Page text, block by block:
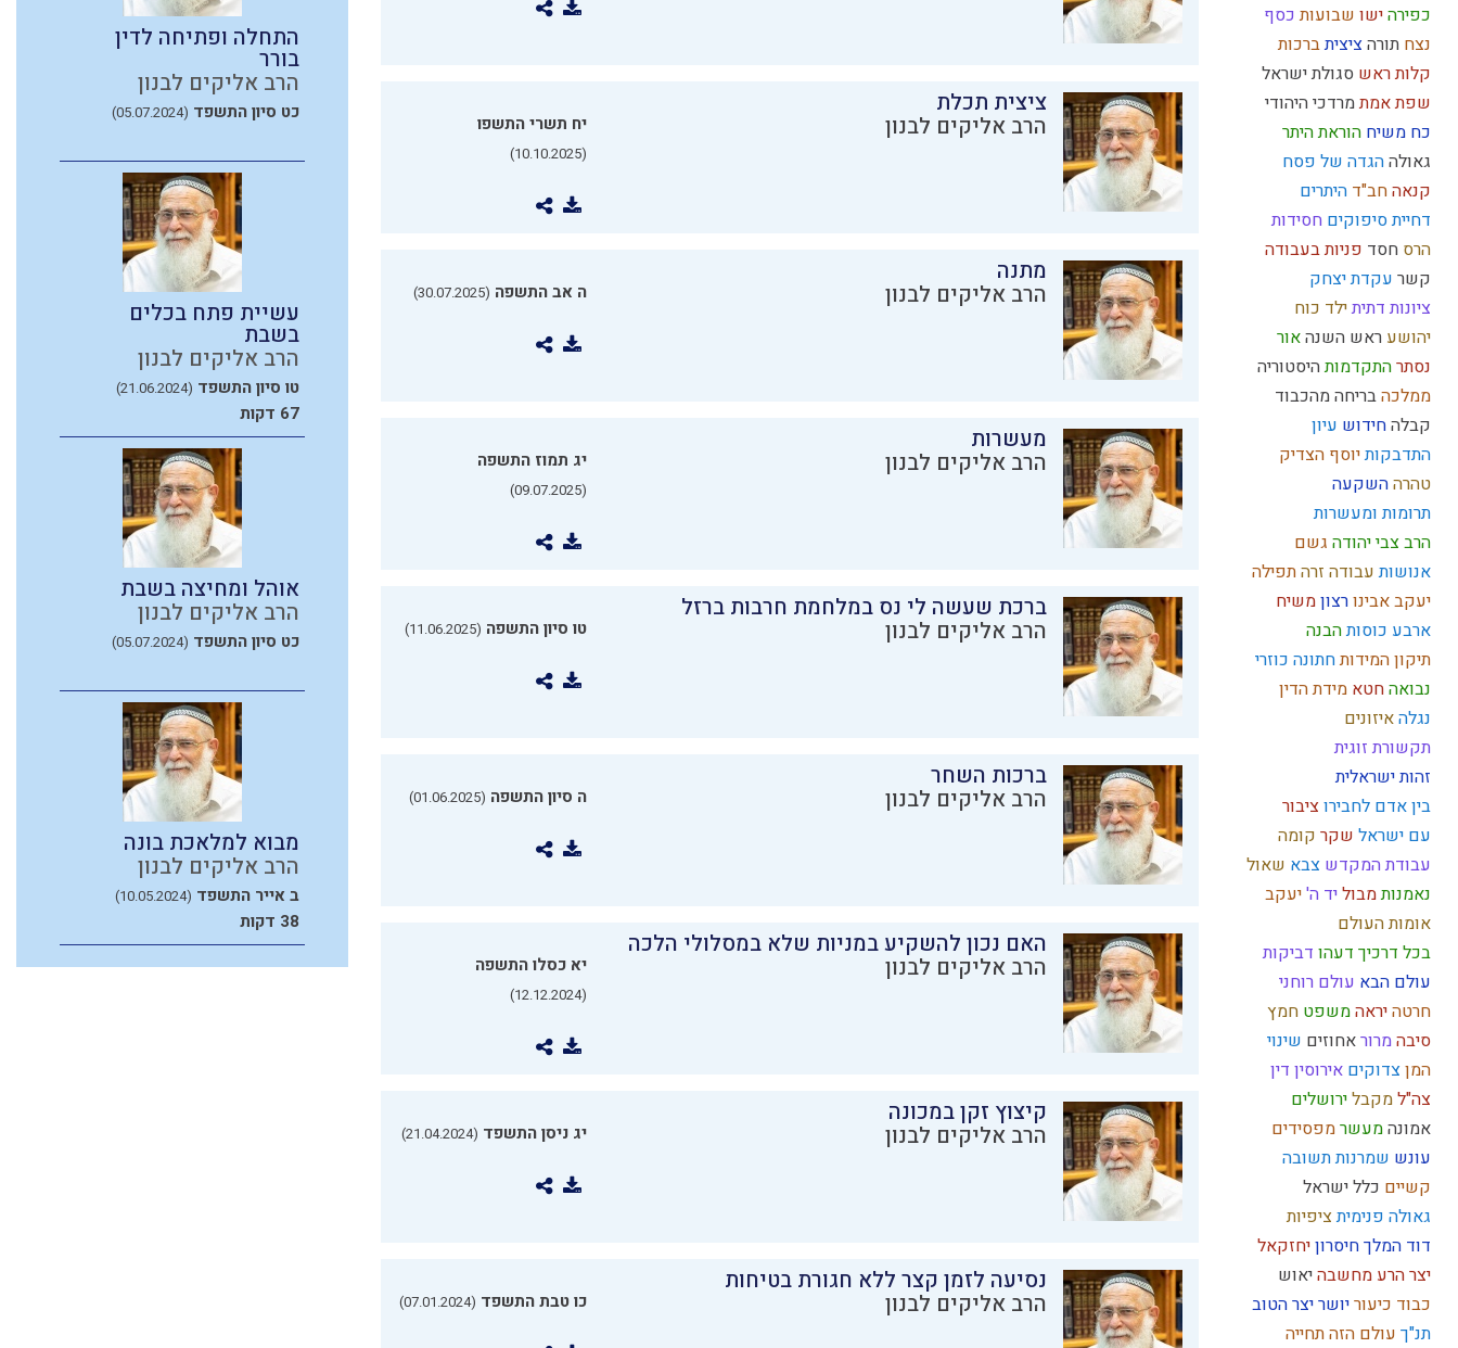
כפירהישו שבועותכסף
נצח תורהציציתברכות
קלות ראש סגולת ישראל
שפת אמתמרדכי היהודי
כח משיח הוראת היתר
גאולההגדה של פסח
קנאהחב"ד היתרים
דחיית סיפוקים חסידות
הרס חסד פניות בעבודה
קשר עקדת יצחק
ציונות דתיתילד כוח
יהושע ראש השנהאור
נסתרהתקדמותהיסטוריה
ממלכהבריחה מהכבוד
קבלהחידוש עיון
התדבקותיוסף הצדיק
טהרההשקעה
תרומות ומעשרות
הרב צבי יהודה גשם
אנושותעבודה זרהתפילה
יעקב אבינורצוןמשיח
ארבע כוסותהבנה
תיקון המידותחתונה כוזרי
נבואהחטא מידת הדין
נגלהאיזונים
תקשורת זוגית
זהות ישראלית
בין אדם לחבירוציבור
עם ישראל שקר קומה
עבודת המקדש צבא שאול
נאמנותמבוליד ה'יעקב
אומות העולם
בכל דרכיך דעהו דביקות
עולם הבא עולם רוחני
חרטהיראהמשפט חמץ
סיבהמרוראחוזים שינוי
המןצדוקים אירוסין דין
צה"למקבלירושלים
אמונהמעשרמפסידים
עונש שמרנותתשובה
קשיים כלל ישראל
גאולה פנימיתציפיות
דוד המלךחיסרוןיחזקאל
יצר הרע מחשבהיאוש
כבוד כיעוריושריצר הטוב
תנ"ך עולם הזהתחייה
ציצית תכלת
הרב אליקים לבנון יח תשרי התשפו
(10.10.2025)
מתנה
הרב אליקים לבנון ה אב התשפה (30.07.2025)
מעשרות
הרב אליקים לבנון יג תמוז התשפה
(09.07.2025)
ברכת שעשה לי נס במלחמת חרבות ברזל
הרב אליקים לבנון טו סיון התשפה (11.06.2025)
ברכות השחר
הרב אליקים לבנון ה סיון התשפה (01.06.2025)
האם נכון להשקיע במניות שלא במסלולי הלכה
הרב אליקים לבנון יא כסלו התשפה
(12.12.2024)
קיצוץ זקן במכונה
הרב אליקים לבנון יג ניסן התשפד (21.04.2024)
נסיעה לזמן קצר ללא חגורת בטיחות
הרב אליקים לבנון כו טבת התשפד (07.01.2024)
התחלה ופתיחה לדין
בורר
הרב אליקים לבנון
כט סיון התשפד (05.07.2024)
עשיית פתח בכלים
בשבת
הרב אליקים לבנון
טו סיון התשפד (21.06.2024)
67 דקות
אוהל ומחיצה בשבת
הרב אליקים לבנון
כט סיון התשפד (05.07.2024)
מבוא למלאכת בונה
הרב אליקים לבנון
ב אייר התשפד (10.05.2024)
38 דקות